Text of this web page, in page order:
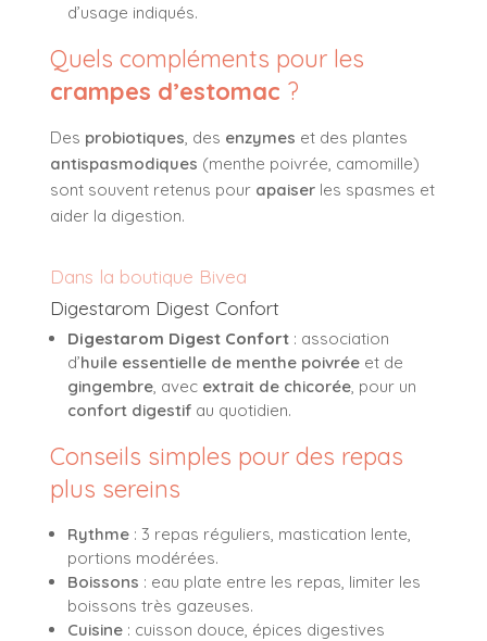
d’usage indiqués.
Quels compléments pour les
crampes d’estomac ?
Des probiotiques , des enzymes et des plantes
antispasmodiques (menthe poivrée, camomille)
sont souvent retenus pour apaiser les spasmes et
aider la digestion.
Dans la boutique Bivea
Digestarom Digest Confort
Digestarom Digest Confort : association
d’huile essentielle de menthe poivrée et de
gingembre , avec extrait de chicorée , pour un
confort digestif au quotidien.
Conseils simples pour des repas
plus sereins
Rythme : 3 repas réguliers, mastication lente,
portions modérées.
Boissons : eau plate entre les repas, limiter les
boissons très gazeuses.
Cuisine : cuisson douce, épices digestives